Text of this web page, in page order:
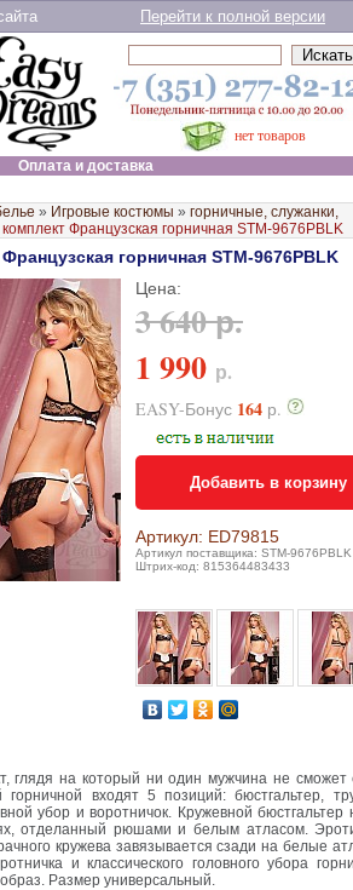
Перейти к полной версии
нет товаров
Оплата и доставка
» Игровые костюмы » горничные, служанки,
Французская горничная STM-9676PBLK
горничная STM-9676PBLK
Цена:
3 640 р.
1 990 р.
EASY-Бонус 164 р.
Добавить в корзину
Артикул: ED79815
Артикул поставщика: STM-9676PBLK
Штрих-код: 815364483433
глядя на который ни один мужчина не сможет
горничной входят 5 позиций: бюстгальтер,
убор и воротничок. Кружевной бюстгальтер
отделанный рюшами и белым атласом.
кружева завязывается сзади на белые
и классического головного убора
Размер универсальный.